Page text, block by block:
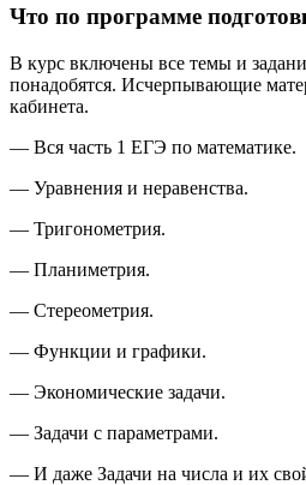
Что по программе
В курс включены все темы и
понадобятся. Исчерпывающие
кабинета.
— Вся часть 1 ЕГЭ по математике.
— Уравнения и неравенства.
— Тригонометрия.
— Планиметрия.
— Стереометрия.
— Функции и графики.
— Экономические задачи.
— Задачи с параметрами.
— И даже Задачи на числа и их